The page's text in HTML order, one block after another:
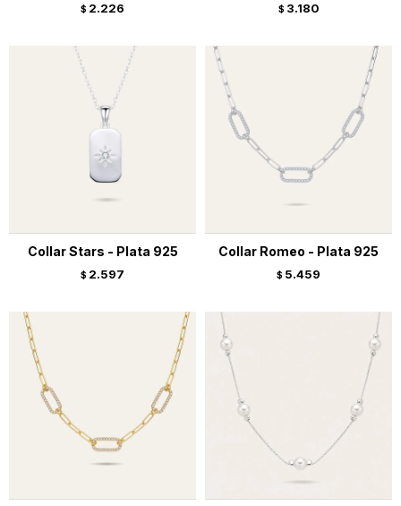
$ 2.226 $ 3.180
Collar Stars - Plata 925
$ 2.597
Collar Romeo - Plata 925
$ 5.459